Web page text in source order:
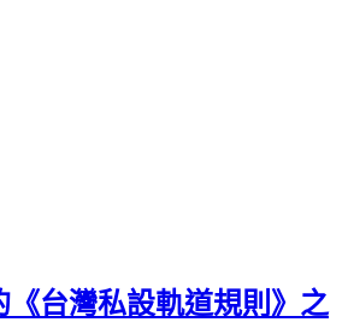
台灣私設軌道規則》之